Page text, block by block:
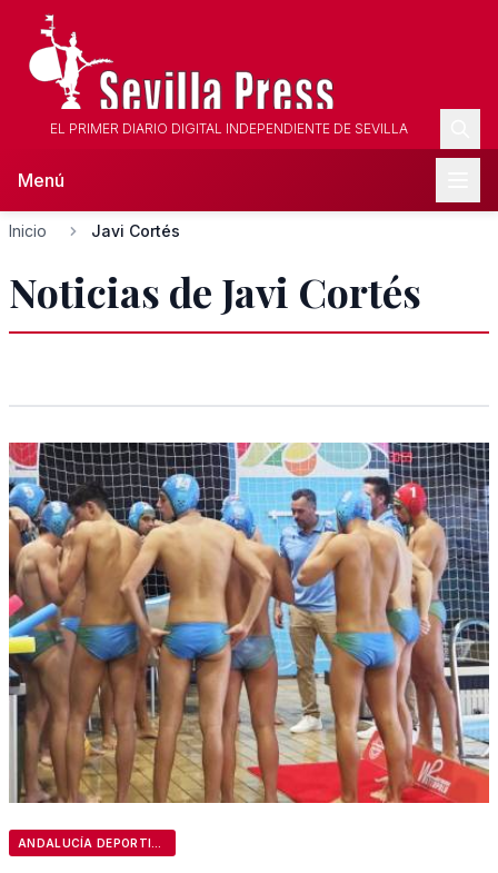
EL PRIMER DIARIO DIGITAL INDEPENDIENTE DE SEVILLA
Menú
Inicio Javi Cortés
Noticias de Javi Cortés